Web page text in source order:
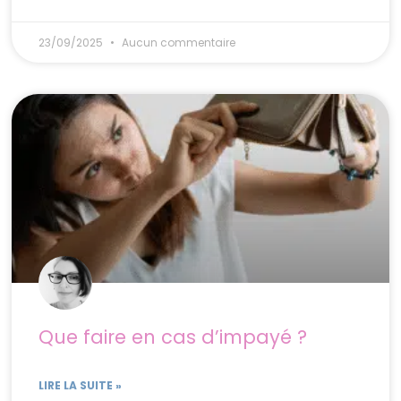
23/09/2025 Aucun commentaire
Que faire en cas d’impayé ?
LIRE LA SUITE »